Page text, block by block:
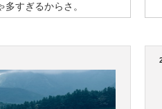
多すぎるからさ。